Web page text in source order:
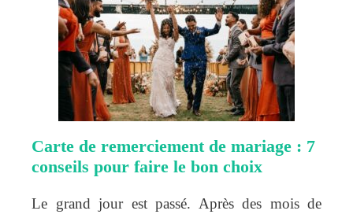
Carte de remerciement de mariage : 7
conseils pour faire le bon choix
Le grand jour est passé. Après des mois de